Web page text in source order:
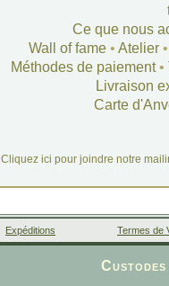
Ce que nous
Wall of fame• Atelier
Méthodes de paiement•
Livraison
Carte
Cliquez ici pour joindre notre
Expéditions Termes de